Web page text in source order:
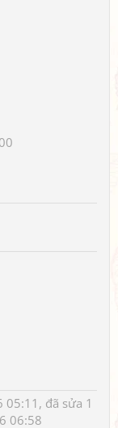
đã sửa 1
06:58